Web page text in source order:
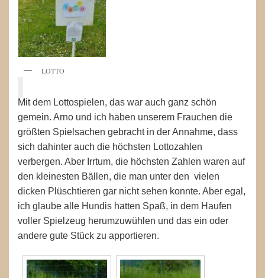
LOTTO
Mit dem Lottospielen, das war auch ganz schön
gemein. Arno und ich haben unserem Frauchen die
größten Spielsachen gebracht in der Annahme, dass
sich dahinter auch die höchsten Lottozahlen
verbergen. Aber Irrtum, die höchsten Zahlen waren auf
den kleinesten Bällen, die man unter den vielen
dicken Plüschtieren gar nicht sehen konnte. Aber egal,
ich glaube alle Hundis hatten Spaß, in dem Haufen
voller Spielzeug herumzuwühlen und das ein oder
andere gute Stück zu apportieren.